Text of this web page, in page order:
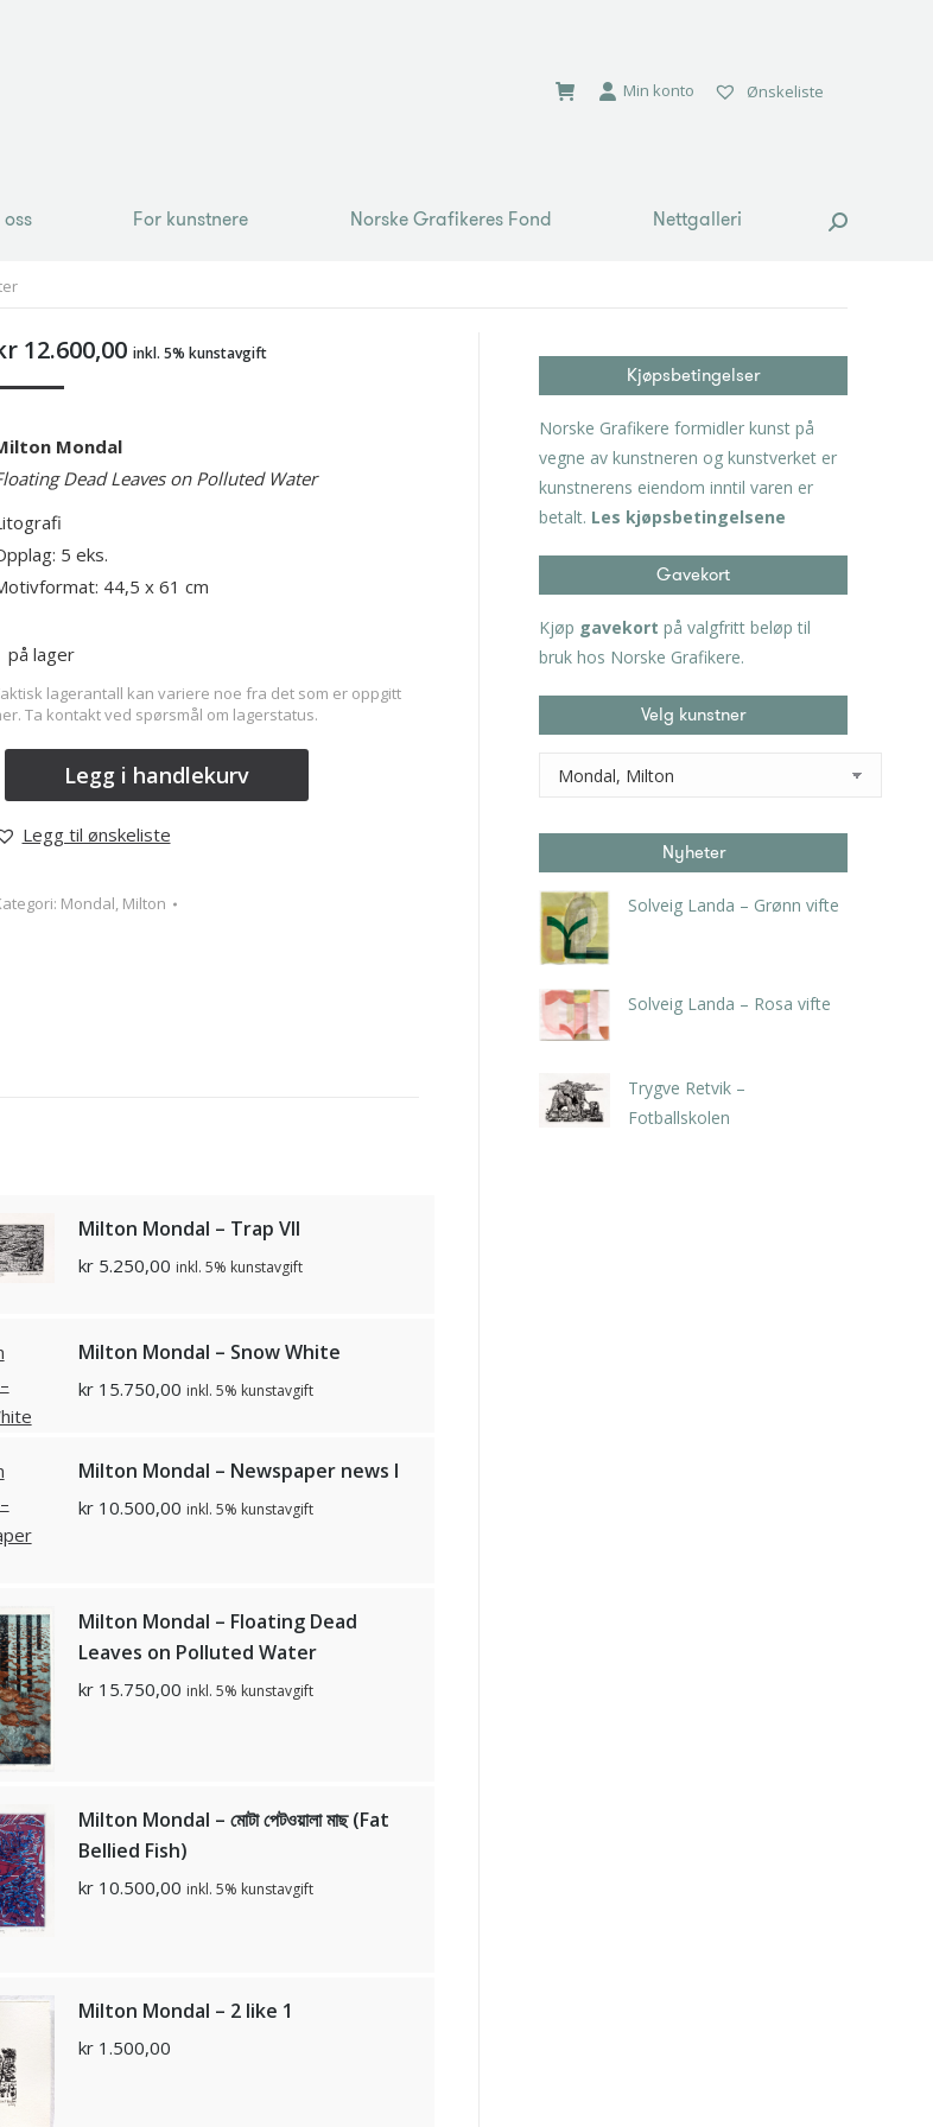
Min konto Ønskeliste
For kunstnere Norske Grafikeres Fond Nettgalleri Search:
12.600,00 inkl. 5% kunstavgift
Mondal
Dead Leaves on Polluted Water
5 eks.
44,5 x 61 cm
på lager
lagerantall kan variere noe fra det som er oppgitt
Ta kontakt ved spørsmål om lagerstatus.
Legg i handlekurv
Legg til ønskeliste
Mondal, Milton
Milton Mondal – Trap Vll
kr5.250,00 inkl. 5% kunstavgift
Milton Mondal – Snow White
kr15.750,00 inkl. 5% kunstavgift
Milton Mondal – Newspaper news l
kr10.500,00 inkl. 5% kunstavgift
Milton Mondal – Floating Dead
Leaves on Polluted Water
kr15.750,00 inkl. 5% kunstavgift
Milton Mondal – মোটা পেটওয়ালা মাছ (Fat
Bellied Fish)
kr10.500,00 inkl. 5% kunstavgift
Milton Mondal – 2 like 1
kr1.500,00
Kjøpsbetingelser
Norske Grafikere formidler kunst på
vegne av kunstneren og kunstverket er
kunstnerens eiendom inntil varen er
betalt. Les kjøpsbetingelsene
Gavekort
Kjøp gavekort på valgfritt beløp til
bruk hos Norske Grafikere.
Velg kunstner
Nyheter
Solveig Landa – Grønn vifte
Solveig Landa – Rosa vifte
Trygve Retvik –
Fotballskolen